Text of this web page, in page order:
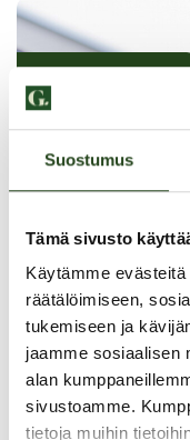
Suostumus
Tämä sivusto
Käytämme
räätälöimiseen,
tukemiseen ja
jaamme sosiaalisen
alan
sivustoamme.
tietoja muihin